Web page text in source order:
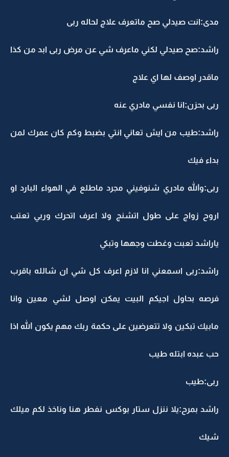
مدى:انت صيدلي صح ماتعرف علاج لحاله ربى
راشد:صح صيدلي لكني ماعرف شي عن مرض ربى ابد من كذا
ماقدر اوصف لها اي علاج
ربى بحزن:انا نفسي مادري عنه
راشد:طيب من ايش تعاني انتي بضبط وكم كان عمرك لمن
بداء فيك
ربى:والله مادري شنوفيني مجرد ماطلع في الهواء البارد او
اروح زواج على طول اتشنج ولا اعرف اتحرك وربي تعتب
ياراشد تعبت وغطت وجهها وتبكي
راشد:ربى اسمعني انا لازم اعرف كل شي ان شالله باقرب
فرصه بحاول اجيكم البيت يمكن اوصل لشي معين وانا
مابيك تبكين ولا تتعرضين على حكمة ربك مهم يكون الله اذا
حب عبده ابتله طيب
ربى:طيب
راشد بمرح:يلا ننزل ستار بوكس نفطر هنا وناخذ لكم ميلك
شيك